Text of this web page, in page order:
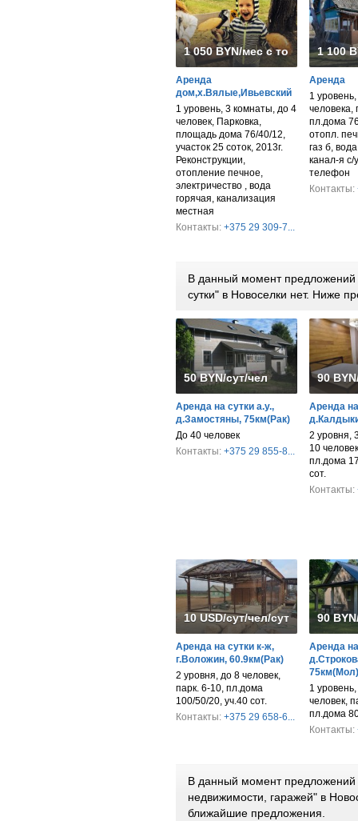
1 050 BYN/мес с торгом
Аренда
дом,х.Вялые,Ивьевский
1 уровень, 3 комнаты, до 4
человек, Парковка,
площадь дома 76/40/12,
участок 25 соток, 2013г.
Реконструкции,
отопление печное,
электричество , вода
горячая, канализация
местная
Контакты: +375 29 309-7...
1 100
Аренда
1
человека,
пл.дома
отопл.
газ б,
канал-я с/
телефон
Контакты:
В данный момент
сутки" в Новоселки нет. Ниже
50 BYN/сут/чел
Аренда на сутки а.у.,
д.Замостяны, 75км(Рак)
До 40 человек
Контакты: +375 29 855-8...
90
Аренда
2 уровня,
10
пл.дома
сот.
Контакты:
10 USD/сут/чел/сут/дом
Аренда на сутки к-ж,
г.Воложин, 60.9км(Рак)
2 уровня, до 8 человек,
парк. 6-10, пл.дома
100/50/20, уч.40 сот.
Контакты: +375 29 658-6...
90
Аренда
75км(Мол)
1
человек,
пл.дома
Контакты:
В данный момент
недвижимости, гаражей" в
ближайшие предложения.